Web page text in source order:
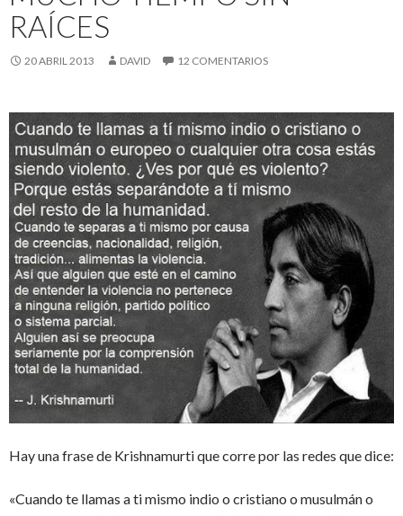
RAÍCES
20 ABRIL 2013 DAVID 12 COMENTARIOS
Hay una frase de Krishnamurti que corre por las redes que dice:
«Cuando te llamas a ti mismo indio o cristiano o musulmán o